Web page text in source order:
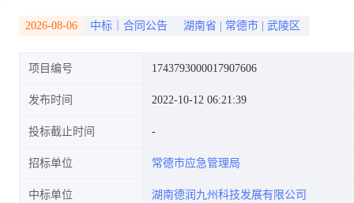
2026-08-06 中标｜合同公告 湖南省 常德市 武陵区
项目编号 1743793000017907606
发布时间 2022-10-12 06:21:39
投标截止时间
招标单位 常德市应急管理局
中标单位 湖南德润九州科技发展有限公司